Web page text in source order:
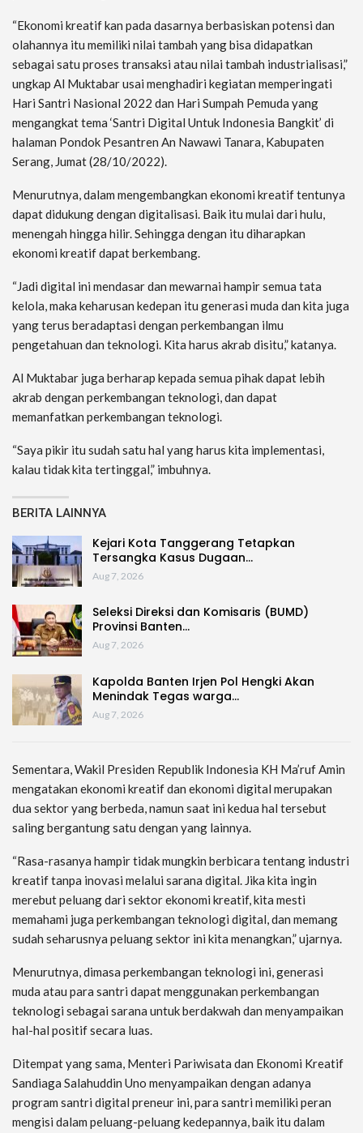
“Ekonomi kreatif kan pada dasarnya berbasiskan potensi dan
olahannya itu memiliki nilai tambah yang bisa didapatkan
sebagai satu proses transaksi atau nilai tambah industrialisasi,”
ungkap Al Muktabar usai menghadiri kegiatan memperingati
Hari Santri Nasional 2022 dan Hari Sumpah Pemuda yang
mengangkat tema ‘Santri Digital Untuk Indonesia Bangkit’ di
halaman Pondok Pesantren An Nawawi Tanara, Kabupaten
Serang, Jumat (28/10/2022).
Menurutnya, dalam mengembangkan ekonomi kreatif tentunya
dapat didukung dengan digitalisasi. Baik itu mulai dari hulu,
menengah hingga hilir. Sehingga dengan itu diharapkan
ekonomi kreatif dapat berkembang.
“Jadi digital ini mendasar dan mewarnai hampir semua tata
kelola, maka keharusan kedepan itu generasi muda dan kita juga
yang terus beradaptasi dengan perkembangan ilmu
pengetahuan dan teknologi. Kita harus akrab disitu,” katanya.
Al Muktabar juga berharap kepada semua pihak dapat lebih
akrab dengan perkembangan teknologi, dan dapat
memanfatkan perkembangan teknologi.
“Saya pikir itu sudah satu hal yang harus kita implementasi,
kalau tidak kita tertinggal,” imbuhnya.
BERITA LAINNYA
Kejari Kota Tanggerang Tetapkan
Tersangka Kasus Dugaan…
Aug 7, 2026
Seleksi Direksi dan Komisaris (BUMD)
Provinsi Banten…
Aug 7, 2026
Kapolda Banten Irjen Pol Hengki Akan
Menindak Tegas warga…
Aug 7, 2026
Sementara, Wakil Presiden Republik Indonesia KH Ma’ruf Amin
mengatakan ekonomi kreatif dan ekonomi digital merupakan
dua sektor yang berbeda, namun saat ini kedua hal tersebut
saling bergantung satu dengan yang lainnya.
“Rasa-rasanya hampir tidak mungkin berbicara tentang industri
kreatif tanpa inovasi melalui sarana digital. Jika kita ingin
merebut peluang dari sektor ekonomi kreatif, kita mesti
memahami juga perkembangan teknologi digital, dan memang
sudah seharusnya peluang sektor ini kita menangkan,” ujarnya.
Menurutnya, dimasa perkembangan teknologi ini, generasi
muda atau para santri dapat menggunakan perkembangan
teknologi sebagai sarana untuk berdakwah dan menyampaikan
hal-hal positif secara luas.
Ditempat yang sama, Menteri Pariwisata dan Ekonomi Kreatif
Sandiaga Salahuddin Uno menyampaikan dengan adanya
program santri digital preneur ini, para santri memiliki peran
mengisi dalam peluang-peluang kedepannya, baik itu dalam